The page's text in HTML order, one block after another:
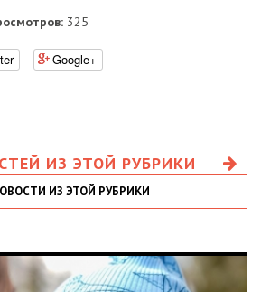
325
Google+
ИЗ ЭТОЙ РУБРИКИ
ИЗ ЭТОЙ РУБРИКИ